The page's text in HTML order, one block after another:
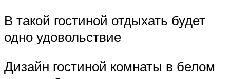
В такой гостиной отдыхать будет
одно удовольствие
Дизайн гостиной комнаты в белом